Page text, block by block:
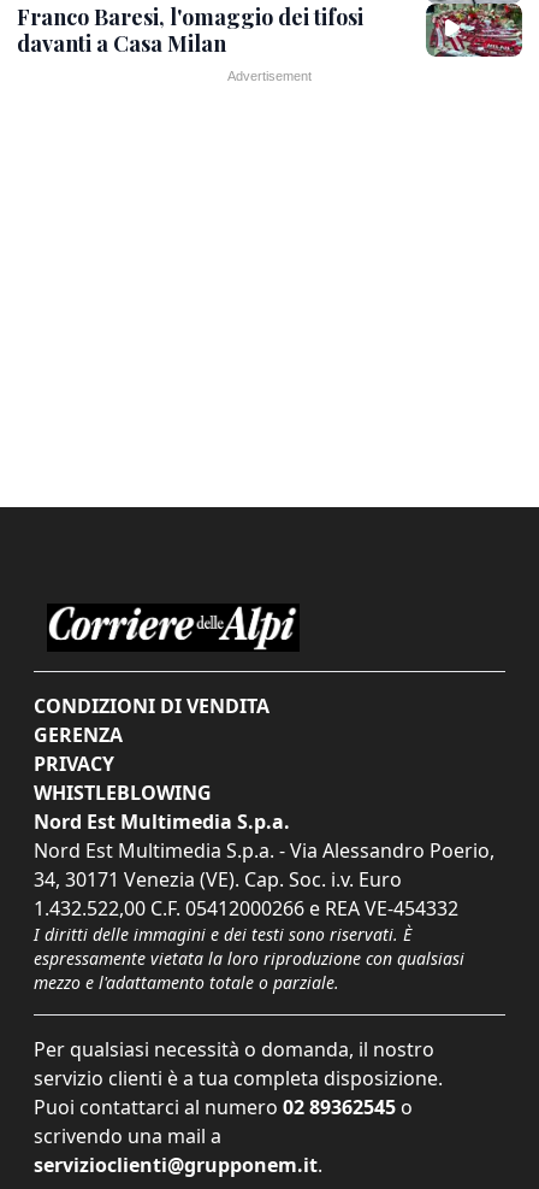
Franco Baresi, l'omaggio dei tifosi
davanti a Casa Milan
CONDIZIONI DI VENDITA
GERENZA
PRIVACY
WHISTLEBLOWING
Nord Est Multimedia S.p.a.
Nord Est Multimedia S.p.a. - Via Alessandro Poerio,
34, 30171 Venezia (VE). Cap. Soc. i.v. Euro
1.432.522,00 C.F. 05412000266 e REA VE-454332
I diritti delle immagini e dei testi sono riservati. È
espressamente vietata la loro riproduzione con qualsiasi
mezzo e l'adattamento totale o parziale.
Per qualsiasi necessità o domanda, il nostro
servizio clienti è a tua completa disposizione.
Puoi contattarci al numero 02 89362545 o
scrivendo una mail a
servizioclienti@grupponem.it.